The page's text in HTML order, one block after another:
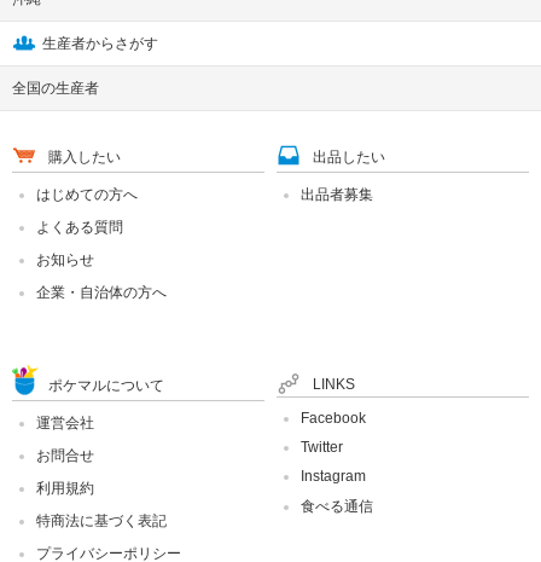
生産者からさがす
全国の生産者
購入したい
はじめての方へ
よくある質問
お知らせ
企業・自治体の方へ
出品したい
出品者募集
ポケマルについて
運営会社
お問合せ
利用規約
特商法に基づく表記
プライバシーポリシー
LINKS
Facebook
Twitter
Instagram
食べる通信